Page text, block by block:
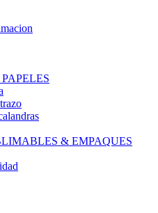
& EMPAQUES